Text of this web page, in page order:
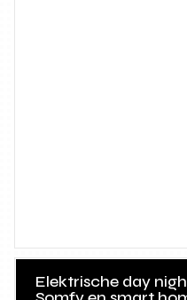
Elektrische day